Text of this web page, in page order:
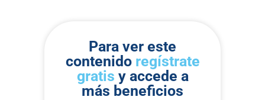
Para ver este
contenido regístrate
gratis y accede a
más beneficios